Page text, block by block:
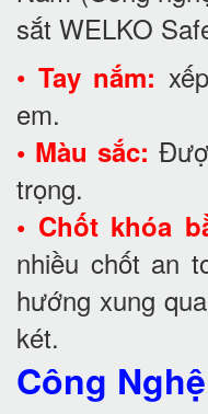
sắt WELKO
• Tay nắm:
em.
• Màu sắc:
trọng.
• Chốt khóa
nhiều chốt an
hướng xung
két.
Công